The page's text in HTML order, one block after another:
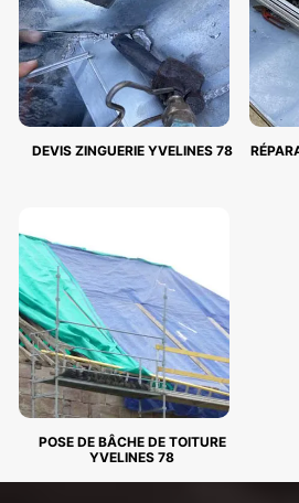
DEVIS ZINGUERIE YVELINES 78
POSE DE BÂCHE DE TOITURE
YVELINES 78